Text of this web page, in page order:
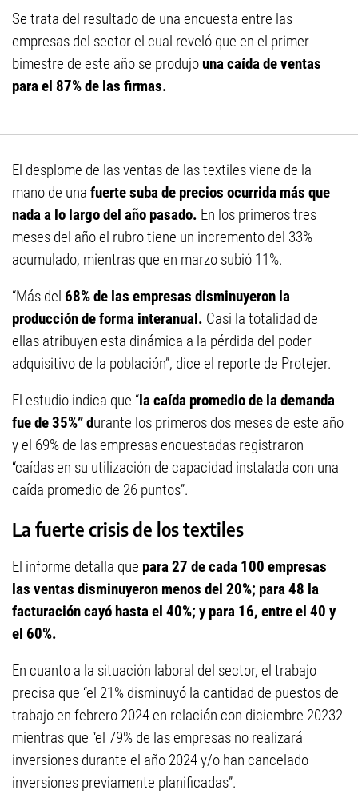
Se trata del resultado de una encuesta entre las
empresas del sector el cual reveló que en el primer
bimestre de este año se produjouna caída de ventas
para el 87% de las firmas.
El desplome de las ventas de las textiles viene de la
mano de una fuerte suba de precios ocurrida más que
nada a lo largo del año pasado. En los primeros tres
meses del año el rubro tiene un incremento del 33%
acumulado, mientras que en marzo subió 11%.
“Más del 68% de las empresas disminuyeron la
producción de forma interanual. Casi la totalidad de
ellas atribuyen esta dinámica a la pérdida del poder
adquisitivo de la población”, dice el reporte de Protejer.
El estudio indica que “la caída promedio de la demanda
fue de 35%” durante los primeros dos meses de este año
y el 69% de las empresas encuestadas registraron
“caídas en su utilización de capacidad instalada con una
caída promedio de 26 puntos”.
La fuerte crisis de los textiles
El informe detalla que para 27 de cada 100 empresas
las ventas disminuyeron menos del 20%; para 48 la
facturación cayó hasta el 40%; y para 16, entre el 40 y
el 60%.
En cuanto a la situación laboral del sector, el trabajo
precisa que “el 21% disminuyó la cantidad de puestos de
trabajo en febrero 2024 en relación con diciembre 20232
mientras que “el 79% de las empresas no realizará
inversiones durante el año 2024 y/o han cancelado
inversiones previamente planificadas”.